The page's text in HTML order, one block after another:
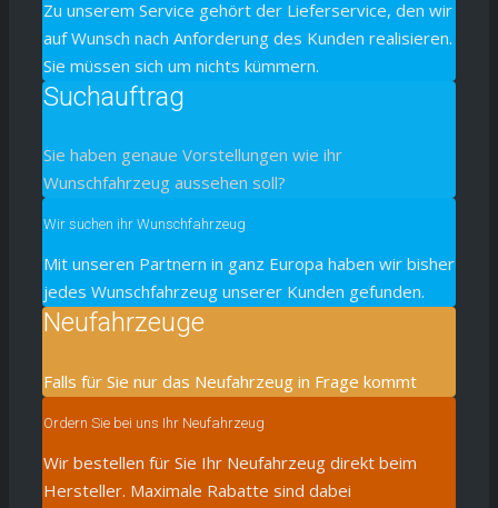
Zu unserem Service gehört der Lieferservice, den wir
auf Wunsch nach Anforderung des Kunden realisieren.
Sie müssen sich um nichts kümmern.
Suchauftrag
Sie haben genaue Vorstellungen wie ihr
Wunschfahrzeug aussehen soll?
Wir suchen ihr Wunschfahrzeug
Mit unseren Partnern in ganz Europa haben wir bisher
jedes Wunschfahrzeug unserer Kunden gefunden.
Neufahrzeuge
Falls für Sie nur das Neufahrzeug in Frage kommt
Ordern Sie bei uns Ihr Neufahrzeug
Wir bestellen für Sie Ihr Neufahrzeug direkt beim
Hersteller. Maximale Rabatte sind dabei